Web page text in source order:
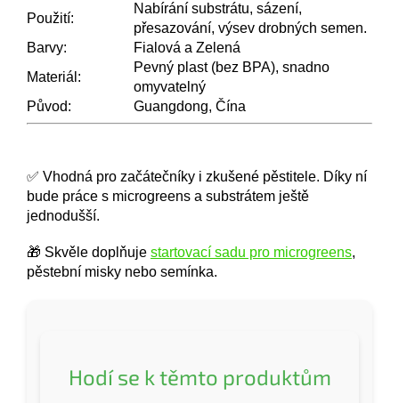
Použití:
Nabírání substrátu, sázení,
přesazování, výsev drobných semen.
Barvy:
Fialová a Zelená
Materiál:
Pevný plast (bez BPA), snadno
omyvatelný
Původ:
Guangdong, Čína
✅ Vhodná pro začátečníky i zkušené pěstitele. Díky ní
bude práce s microgreens a substrátem ještě
jednodušší.
🎁 Skvěle doplňuje startovací sadu pro microgreens,
pěstební misky nebo semínka.
Hodí se k těmto produktům